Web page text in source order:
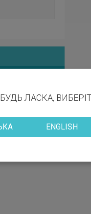
БУДЬ ЛАСКА,
ENGLISH